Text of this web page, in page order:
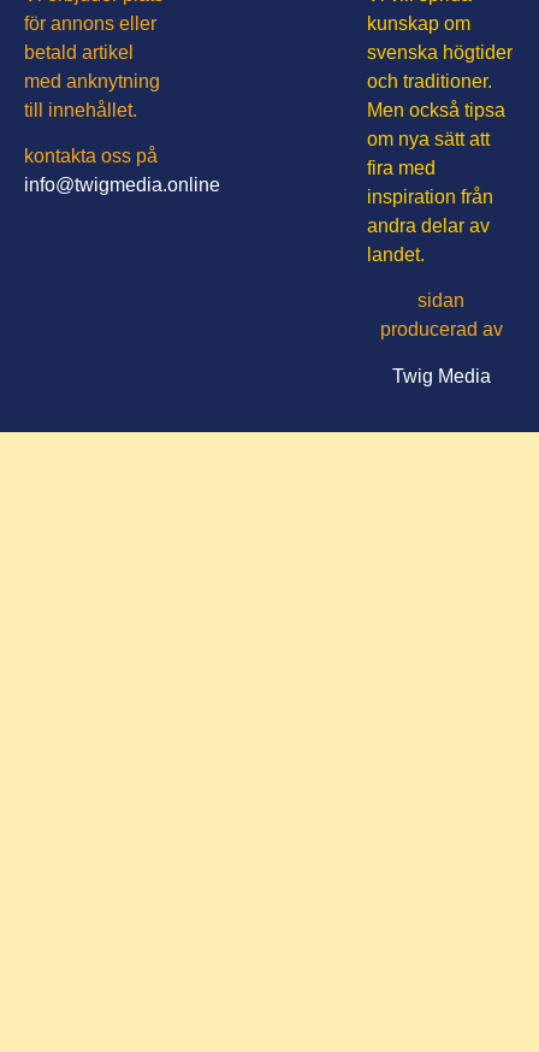
för annons eller
betald artikel
med anknytning
till innehållet.
kontakta oss på
info@twigmedia.online
kunskap om
svenska högtider
och traditioner.
Men också tipsa
om nya sätt att
fira med
inspiration från
andra delar av
landet.
sidan
producerad av
Twig Media